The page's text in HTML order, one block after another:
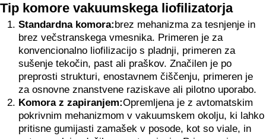
Tip komore vakuumskega liofilizatorja
Standardna komora: brez mehanizma za tesnjenje in
brez večstranskega vmesnika. Primeren je za
konvencionalno liofilizacijo s pladnji, primeren za
sušenje tekočin, past ali praškov. Značilen je po
preprosti strukturi, enostavnem čiščenju, primeren je
za osnovne znanstvene raziskave ali pilotno uporabo.
Komora z zapiranjem:Opremljena je z avtomatskim
pokrivnim mehanizmom v vakuumskem okolju, ki lahko
pritisne gumijasti zamašek v posode, kot so viale, in